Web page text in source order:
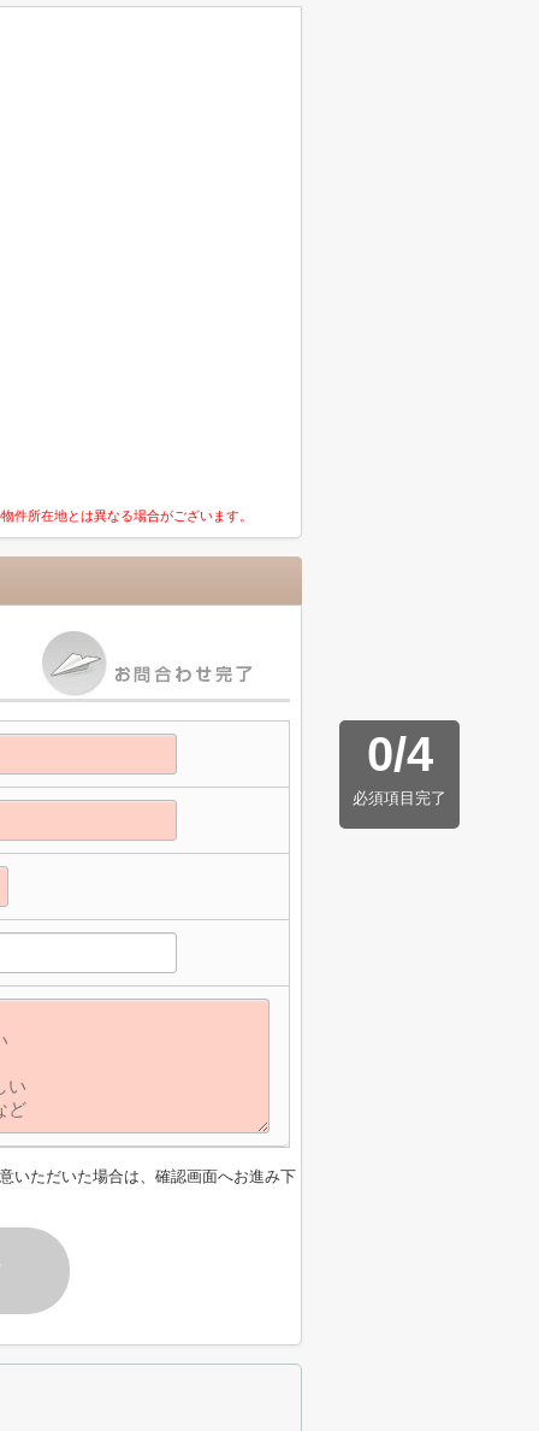
件所在地とは異なる場合がございます。
0/4
必須項目完了
いただいた場合は、確認画面へお進み下